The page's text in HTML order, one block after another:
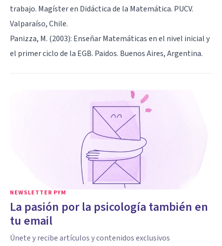
trabajo. Magíster en Didáctica de la Matemática. PUCV.
Valparaíso, Chile.
Panizza, M. (2003): Enseñar Matemáticas en el nivel inicial y
el primer ciclo de la EGB. Paidos. Buenos Aires, Argentina.
NEWSLETTER PYM
La pasión por la psicología también en
tu email
Únete y recibe artículos y contenidos exclusivos